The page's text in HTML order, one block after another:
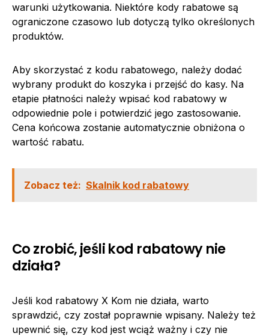
warunki użytkowania. Niektóre kody rabatowe są
ograniczone czasowo lub dotyczą tylko określonych
produktów.
Aby skorzystać z kodu rabatowego, należy dodać
wybrany produkt do koszyka i przejść do kasy. Na
etapie płatności należy wpisać kod rabatowy w
odpowiednie pole i potwierdzić jego zastosowanie.
Cena końcowa zostanie automatycznie obniżona o
wartość rabatu.
Zobacz też: Skalnik kod rabatowy
Co zrobić, jeśli kod rabatowy nie
działa?
Jeśli kod rabatowy X Kom nie działa, warto
sprawdzić, czy został poprawnie wpisany. Należy też
upewnić się, czy kod jest wciąż ważny i czy nie